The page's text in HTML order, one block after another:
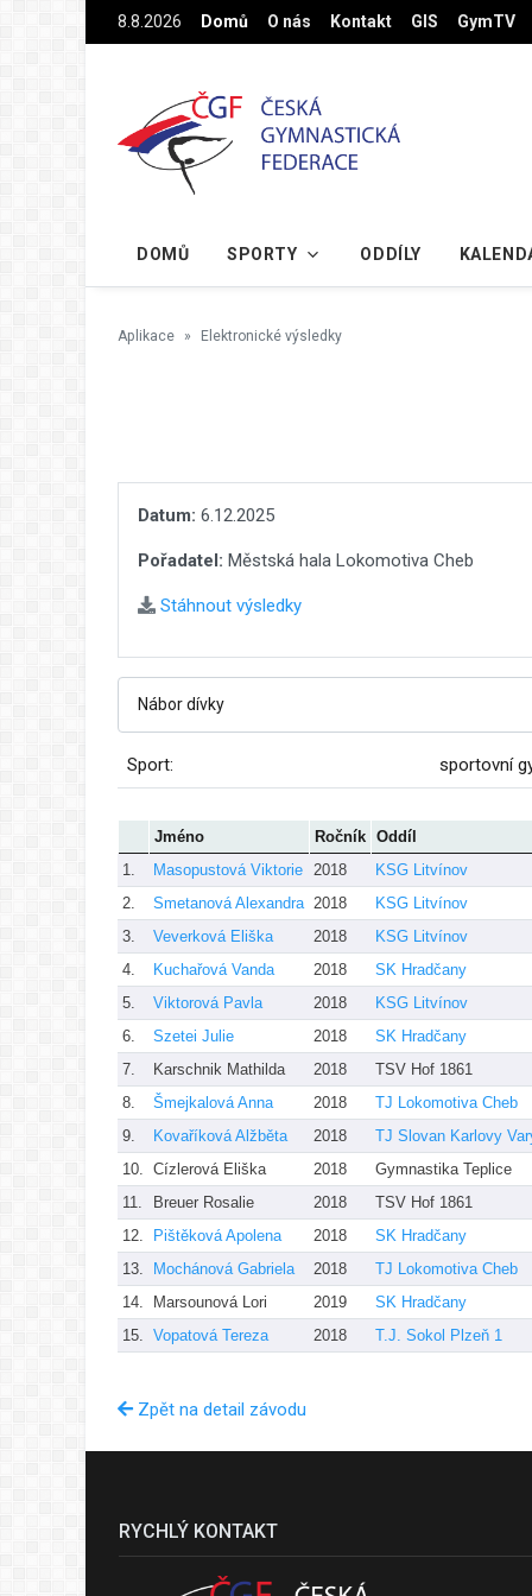
Na hlavní obsah8.8.2026 Domů O nás Kontakt GIS GymTV
DOMŮ SPORTY ODDÍLY
Aplikace Elektronické výsledky
Datum: 6.12.2025
Pořadatel: Městská hala Lokomotiva Cheb
Stáhnout výsledky
Sport: sportovní
Jméno Ročník Oddíl
1.
Masopustová Viktorie 2018
KSG Litvínov
2.
Smetanová Alexandra 2018
KSG Litvínov
3.
Veverková Eliška 2018
KSG Litvínov
4.
Kuchařová Vanda 2018
SK Hradčany
5.
Viktorová Pavla 2018
KSG Litvínov
6.
Szetei Julie 2018
SK Hradčany
7.
Karschnik Mathilda 2018
TSV Hof 1861
8.
Šmejkalová Anna 2018
TJ Lokomotiva Cheb
9.
Kovaříková Alžběta 2018
TJ Slovan Karlovy
10.
Cízlerová Eliška 2018
Gymnastika Teplice
11.
Breuer Rosalie 2018
TSV Hof 1861
12.
Pištěková Apolena 2018
SK Hradčany
13.
Mochánová Gabriela 2018
TJ Lokomotiva Cheb
14.
Marsounová Lori 2019
SK Hradčany
15.
Vopatová Tereza 2018 T.J. Sokol Plzeň 1
Zpět na detail závodu
RYCHLÝ KONTAKT